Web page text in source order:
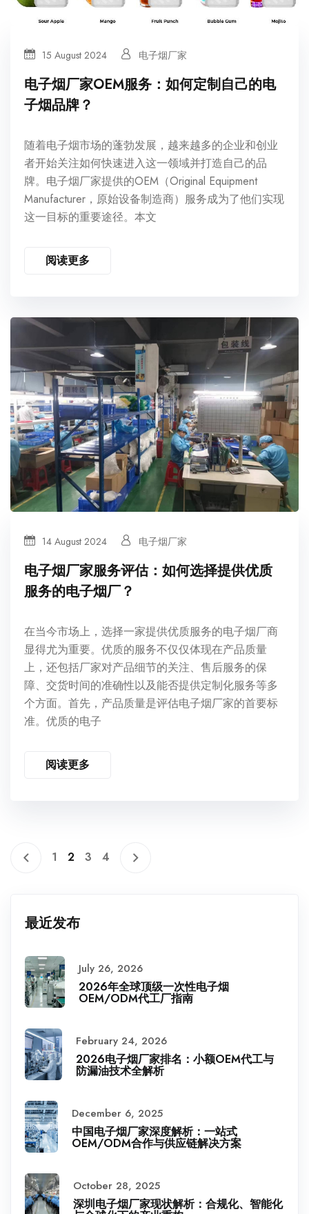
15 August 2024 电子烟厂家
电子烟厂家OEM服务：如何定制自己的电
子烟品牌？
随着电子烟市场的蓬勃发展，越来越多的企业和创业
者开始关注如何快速进入这一领域并打造自己的品
牌。电子烟厂家提供的OEM（Original Equipment
Manufacturer，原始设备制造商）服务成为了他们实现
这一目标的重要途径。本文
阅读更多
14 August 2024 电子烟厂家
电子烟厂家服务评估：如何选择提供优质
服务的电子烟厂？
在当今市场上，选择一家提供优质服务的电子烟厂商
显得尤为重要。优质的服务不仅仅体现在产品质量
上，还包括厂家对产品细节的关注、售后服务的保
障、交货时间的准确性以及能否提供定制化服务等多
个方面。首先，产品质量是评估电子烟厂家的首要标
准。优质的电子
阅读更多
1 2 3 4
最近发布
July 26, 2026
2026年全球顶级一次性电子烟
OEM/ODM代工厂指南
February 24, 2026
2026电子烟厂家排名：小额OEM代工与
防漏油技术全解析
December 6, 2025
中国电子烟厂家深度解析：一站式
OEM/ODM合作与供应链解决方案
October 28, 2025
深圳电子烟厂家现状解析：合规化、智能化